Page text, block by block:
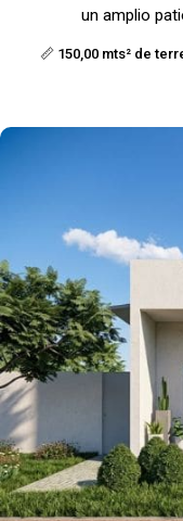
📏 150,00 mts² de
un amplio